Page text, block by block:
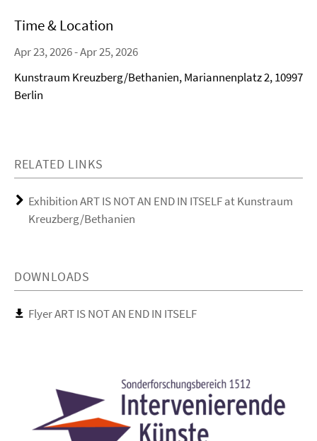
Time & Location
Apr 23, 2026 - Apr 25, 2026
Kunstraum Kreuzberg/Bethanien, Mariannenplatz 2, 10997
Berlin
RELATED LINKS
Exhibition ART IS NOT AN END IN ITSELF at Kunstraum
Kreuzberg/Bethanien
DOWNLOADS
Flyer ART IS NOT AN END IN ITSELF